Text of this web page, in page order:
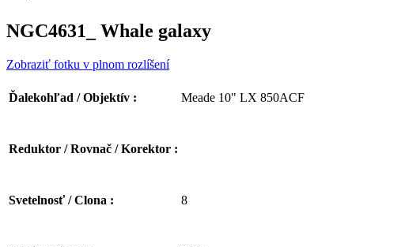
NGC4631_ Whale galaxy
Zobraziť fotku v plnom rozlíšení
Ďalekohľad / Objektív : Meade 10" LX 850ACF
Reduktor / Rovnač / Korektor :
Svetelnosť / Clona : 8